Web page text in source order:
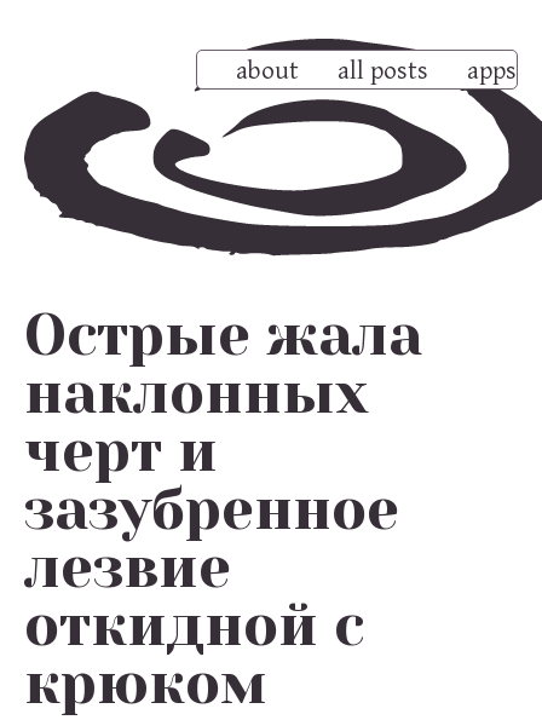
about all posts apps
Острые жала
наклонных
черт и
зазубренное
лезвие
откидной с
крюком